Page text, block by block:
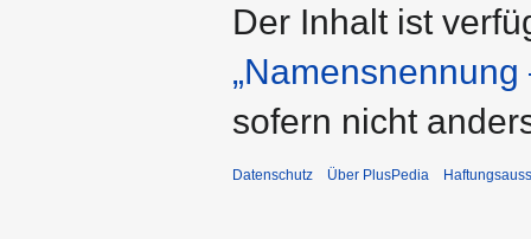
Der Inhalt ist
sofern nicht
Datenschutz Über PlusPedia